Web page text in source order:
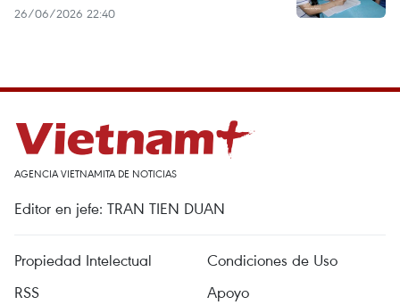
26/06/2026 22:40
AGENCIA VIETNAMITA DE NOTICIAS
Editor en jefe: TRAN TIEN DUAN
Propiedad Intelectual
Condiciones de Uso
RSS
Apoyo